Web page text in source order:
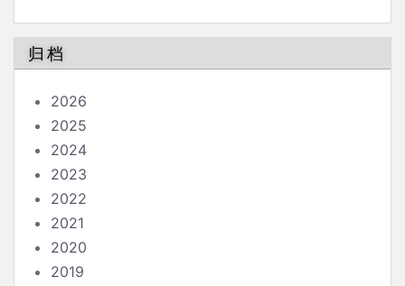
归档
2026
2025
2024
2023
2022
2021
2020
2019